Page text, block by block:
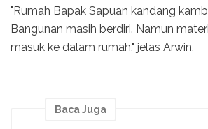
"Rumah Bapak Sapuan kandang
Bangunan masih berdiri. Namun
masuk ke dalam rumah," jelas Arwin.
Baca Juga